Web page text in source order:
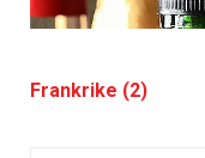
Frankrike (2)